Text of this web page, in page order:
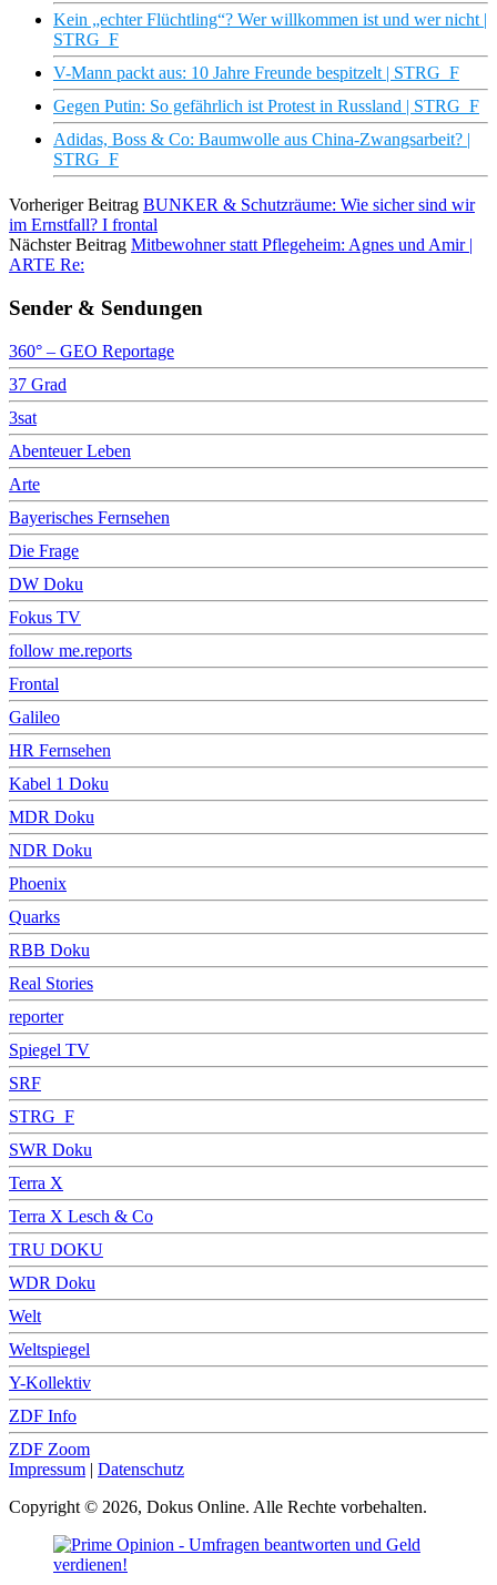
Kein „echter Flüchtling“? Wer willkommen ist und wer nicht |
STRG_F
V-Mann packt aus: 10 Jahre Freunde bespitzelt | STRG_F
Gegen Putin: So gefährlich ist Protest in Russland | STRG_F
Adidas, Boss & Co: Baumwolle aus China-Zwangsarbeit? |
STRG_F
Vorheriger Beitrag BUNKER & Schutzräume: Wie sicher sind wir
im Ernstfall? I frontal
Nächster Beitrag Mitbewohner statt Pflegeheim: Agnes und Amir |
ARTE Re:
Sender & Sendungen
360° – GEO Reportage
37 Grad
3sat
Abenteuer Leben
Arte
Bayerisches Fernsehen
Die Frage
DW Doku
Fokus TV
follow me.reports
Frontal
Galileo
HR Fernsehen
Kabel 1 Doku
MDR Doku
NDR Doku
Phoenix
Quarks
RBB Doku
Real Stories
reporter
Spiegel TV
SRF
STRG_F
SWR Doku
Terra X
Terra X Lesch & Co
TRU DOKU
WDR Doku
Welt
Weltspiegel
Y-Kollektiv
ZDF Info
ZDF Zoom
Impressum | Datenschutz
Copyright © 2026, Dokus Online. Alle Rechte vorbehalten.